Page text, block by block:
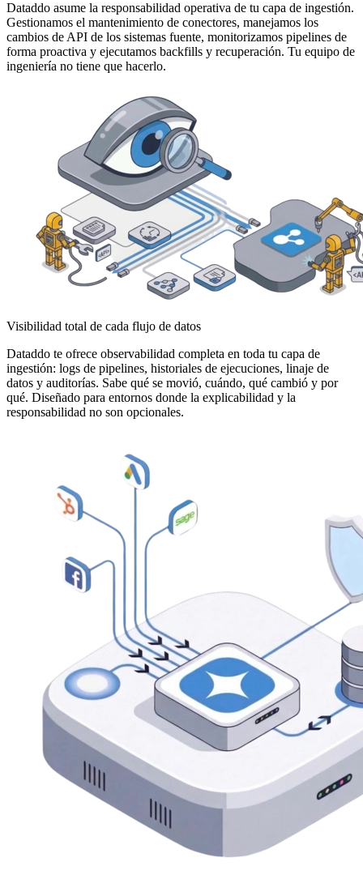
Dataddo asume la responsabilidad operativa de tu capa de ingestión.
Gestionamos el mantenimiento de conectores, manejamos los
cambios de API de los sistemas fuente, monitorizamos pipelines de
forma proactiva y ejecutamos backfills y recuperación. Tu equipo de
ingeniería no tiene que hacerlo.
Visibilidad total de cada flujo de datos
Dataddo te ofrece observabilidad completa en toda tu capa de
ingestión: logs de pipelines, historiales de ejecuciones, linaje de
datos y auditorías. Sabe qué se movió, cuándo, qué cambió y por
qué. Diseñado para entornos donde la explicabilidad y la
responsabilidad no son opcionales.